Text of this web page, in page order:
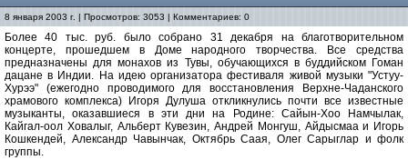
8 января 2003 г. | Просмотров: 3053 | Комментариев: 0
Более 40 тыс. руб. было собрано 31 декабря на благотворительном
концерте, прошедшем в Доме народного творчества. Все средства
предназначены для монахов из Тувы, обучающихся в буддийском Гоман
дацане в Индии. На идею организатора фестиваля живой музыки "Устуу-
Хурээ" (ежегодно проводимого для восстановления Верхне-Чаданского
храмового комплекса) Игоря Дулуша откликнулись почти все известные
музыканты, оказавшиеся в эти дни на Родине: Сайын-Хоо Намчылак,
Кайгал-оол Ховалыг, Альберт Кувезин, Андрей Монгуш, Айдысмаа и Игорь
Кошкендей, Александр Чавынчак, Октябрь Саая, Олег Сарыглар и фолк
группы.